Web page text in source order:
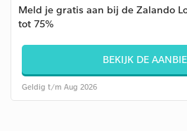
Meld je gratis aan bij de Zalando
tot 75%
BEKIJK DE
Geldig t/m Aug 2026